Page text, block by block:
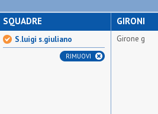
SQUADRE
S.luigi s.giuliano
RIMUOVI
GIRONI
Girone g